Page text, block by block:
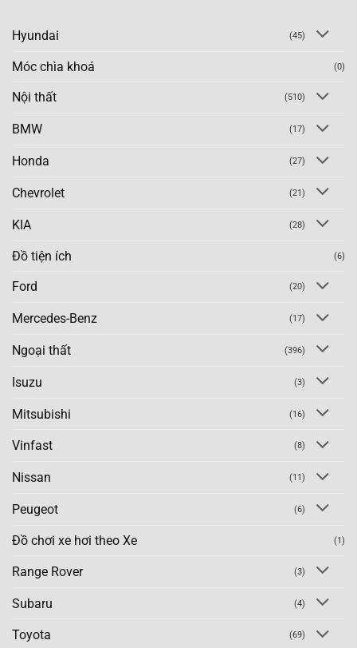
Hyundai (45)
Móc chìa khoá (0)
Nội thất (510)
BMW (17)
Honda (27)
Chevrolet (21)
KIA (28)
Đồ tiện ích (6)
Ford (20)
Mercedes-Benz (17)
Ngoại thất (396)
Isuzu (3)
Mitsubishi (16)
Vinfast (8)
Nissan (11)
Peugeot (6)
Đồ chơi xe hơi theo Xe (1)
Range Rover (3)
Subaru (4)
Toyota (69)